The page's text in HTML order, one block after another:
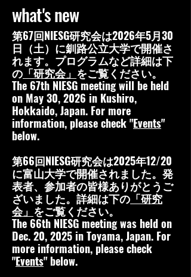
what's new
第67回NIESG研究会は2026年5月30
日（土）に釧路公立大学で開催さ
れます。プログラムなど詳細は下
の 「研究会」 をご覧ください。
The 67th NIESG meeting will be held
on May 30, 2026 in Kushiro,
Hokkaido, Japan. For more
information, please check "Events"
below.
第66回NIESG研究会は2025年12/20
に富山大学で開催されました。発
表者、参加者の皆様ありがとうご
ざいました。詳細は下の 「研究
会」 をご覧ください。
The 66th NIESG meeting was held on
Dec. 20, 2025 in Toyama, Japan. For
more information, please check
"Events" below.